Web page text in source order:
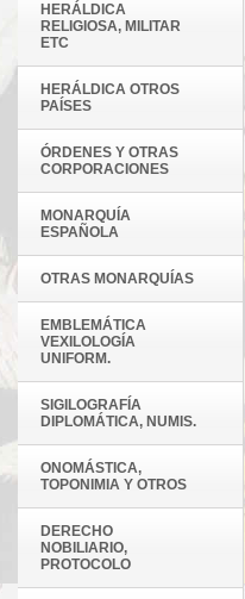
HERÁLDICA
RELIGIOSA, MILITAR
ETC
HERÁLDICA OTROS
PAÍSES
ÓRDENES Y OTRAS
CORPORACIONES
MONARQUÍA
ESPAÑOLA
OTRAS MONARQUÍAS
EMBLEMÁTICA
VEXILOLOGÍA
UNIFORM.
SIGILOGRAFÍA
DIPLOMÁTICA, NUMIS.
ONOMÁSTICA,
TOPONIMIA Y OTROS
DERECHO
NOBILIARIO,
PROTOCOLO